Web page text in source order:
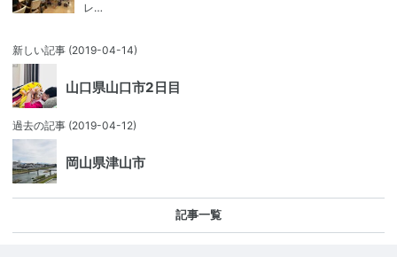
レ…
新しい記事 (2019-04-14)
山口県山口市2日目
過去の記事 (2019-04-12)
岡山県津山市
記事一覧